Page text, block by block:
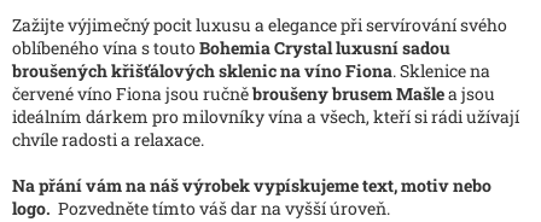
Zažijte výjimečný pocit luxusu a elegance při servírování svého
oblíbeného vína s toutoBohemia Crystal luxusní sadou
broušených křišťálových sklenic na víno Fiona. Sklenice na
červené víno Fiona jsou ručněbroušeny brusem Mašlea jsou
ideálním dárkem pro milovníky vína a všech, kteří si rádi užívají
chvíle radosti a relaxace.
Na přání vám na náš výrobek vypískujeme text, motiv nebo
logo. Pozvedněte tímto váš dar na vyšší úroveň.